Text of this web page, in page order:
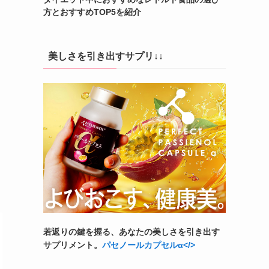
方とおすすめTOP5を紹介
美しさを引き出すサプリ↓↓
若返りの鍵を握る、あなたの美しさを引き出す
サプリメント。 パセノールカプセルα</>